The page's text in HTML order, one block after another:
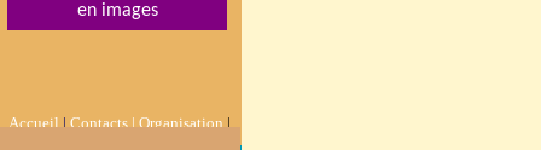
Accueil | Contacts | Organisation |
en images